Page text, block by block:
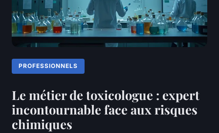
PROFESSIONNELS
Le métier de toxicologue : expert
incontournable face aux risques
chimiques